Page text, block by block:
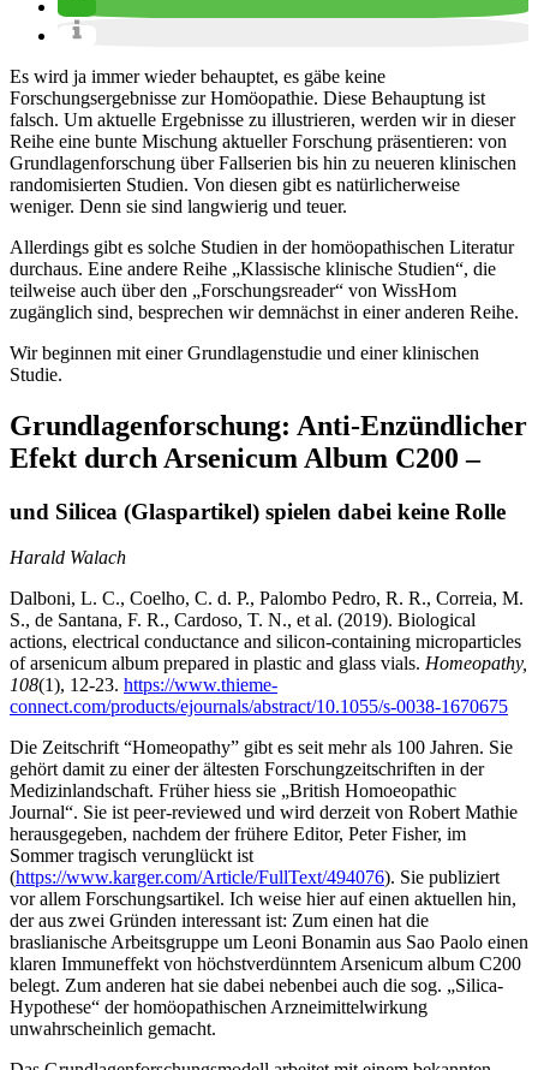
Es wird ja immer wieder behauptet, es gäbe keine
Forschungsergebnisse zur Homöopathie. Diese Behauptung ist
falsch. Um aktuelle Ergebnisse zu illustrieren, werden wir in dieser
Reihe eine bunte Mischung aktueller Forschung präsentieren: von
Grundlagenforschung über Fallserien bis hin zu neueren klinischen
randomisierten Studien. Von diesen gibt es natürlicherweise
weniger. Denn sie sind langwierig und teuer.
Allerdings gibt es solche Studien in der homöopathischen Literatur
durchaus. Eine andere Reihe „Klassische klinische Studien“, die
teilweise auch über den „Forschungsreader“ von WissHom
zugänglich sind, besprechen wir demnächst in einer anderen Reihe.
Wir beginnen mit einer Grundlagenstudie und einer klinischen
Studie.
Grundlagenforschung: Anti-Enzündlicher
Efekt durch Arsenicum Album C200 –
und Silicea (Glaspartikel) spielen dabei keine Rolle
Harald Walach
Dalboni, L. C., Coelho, C. d. P., Palombo Pedro, R. R., Correia, M.
S., de Santana, F. R., Cardoso, T. N., et al. (2019). Biological
actions, electrical conductance and silicon-containing microparticles
of arsenicum album prepared in plastic and glass vials. Homeopathy,
108(1), 12-23. https://www.thieme-
connect.com/products/ejournals/abstract/10.1055/s-0038-1670675
Die Zeitschrift “Homeopathy” gibt es seit mehr als 100 Jahren. Sie
gehört damit zu einer der ältesten Forschungzeitschriften in der
Medizinlandschaft. Früher hiess sie „British Homoeopathic
Journal“. Sie ist peer-reviewed und wird derzeit von Robert Mathie
herausgegeben, nachdem der frühere Editor, Peter Fisher, im
Sommer tragisch verunglückt ist
(https://www.karger.com/Article/FullText/494076). Sie publiziert
vor allem Forschungsartikel. Ich weise hier auf einen aktuellen hin,
der aus zwei Gründen interessant ist: Zum einen hat die
braslianische Arbeitsgruppe um Leoni Bonamin aus Sao Paolo einen
klaren Immuneffekt von höchstverdünntem Arsenicum album C200
belegt. Zum anderen hat sie dabei nebenbei auch die sog. „Silica-
Hypothese“ der homöopathischen Arzneimittelwirkung
unwahrscheinlich gemacht.